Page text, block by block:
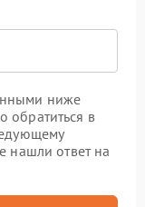
ниже
обратиться в
нашли ответ на